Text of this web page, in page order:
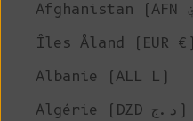
Îles Åland (EUR €)
Albanie (ALL L)
Algérie (DZD د.ج)